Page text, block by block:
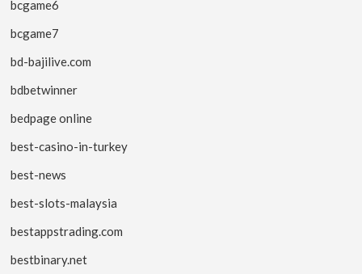
bcgame6
bcgame7
bd-bajilive.com
bdbetwinner
bedpage online
best-casino-in-turkey
best-news
best-slots-malaysia
bestappstrading.com
bestbinary.net